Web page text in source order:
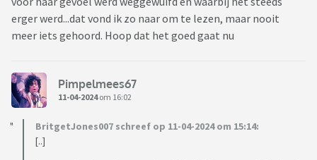
erger werd...dat vond ik zo naar om te lezen, maar nooit
meer iets gehoord. Hoop dat het goed gaat nu
Pimpelmees67
11-04-2024om 16:02
BritgetJones007 schreef op 11-04-2024 om 15:14:
[..]